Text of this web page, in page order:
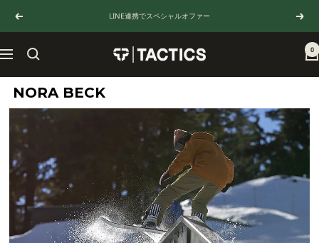
テ
ン
ツ
へ
戻
る
LINE連携でスペシャルオファー
次
へ
ナ
TACTICS
JAPAN
0
NORA BECK